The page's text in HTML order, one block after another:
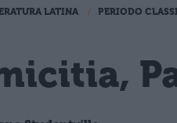
LATINA PERIODO